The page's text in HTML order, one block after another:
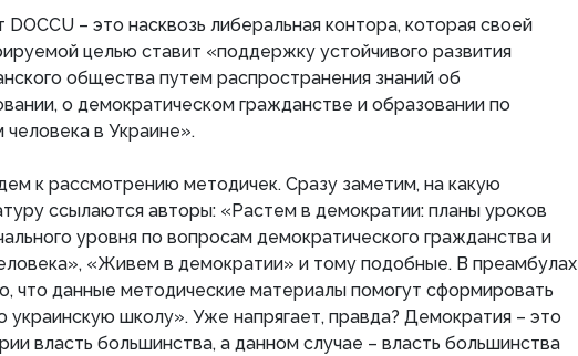
DOCCU – это насквозь либеральная контора, которая своей
целью ставит «поддержку устойчивого развития
общества путем распространения знаний об
о демократическом гражданстве и образовании по
человека в Украине».
к рассмотрению методичек. Сразу заметим, на какую
ссылаются авторы: «Растем в демократии: планы уроков
уровня по вопросам демократического гражданства и
«Живем в демократии» и тому подобные. В преамбулах
что данные методические материалы помогут сформировать
украинскую школу». Уже напрягает, правда? Демократия – это
власть большинства, а данном случае – власть большинства